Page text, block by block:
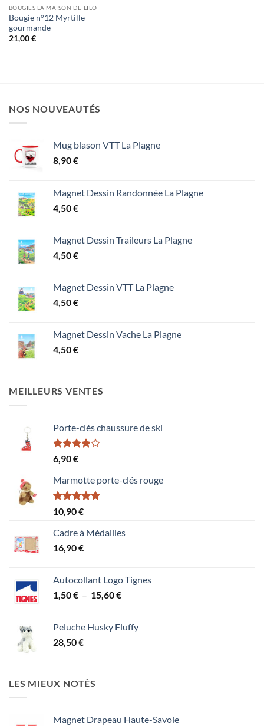
BOUGIES LA MAISON DE LILO
Bougie n°12 Myrtille
gourmande
21,00€
NOS NOUVEAUTÉS
Mug blason VTT La Plagne
8,90€
Magnet Dessin Randonnée La Plagne
4,50€
Magnet Dessin Traileurs La Plagne
4,50€
Magnet Dessin VTT La Plagne
4,50€
Magnet Dessin Vache La Plagne
4,50€
MEILLEURS VENTES
Porte-clés chaussure de ski
Note
4.00
5
6,90€
Marmotte porte-clés rouge
Note5.00
sur 5
10,90€
Cadre à Médailles
16,90€
Autocollant Logo Tignes
1,50€ – 15,60€Plage
1,50 €
Peluche Husky Fluffy
28,50€
LES MIEUX NOTÉS
Magnet Drapeau Haute-Savoie